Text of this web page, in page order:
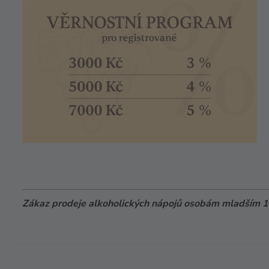
Zákaz prodeje alkoholických nápojů osobám mladším